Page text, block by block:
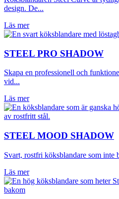
design. De...
Läs mer
STEEL PRO SHADOW
Skapa en professionell och
vid...
Läs mer
STEEL MOOD SHADOW
Svart, rostfri köksblandare som inte
Läs mer